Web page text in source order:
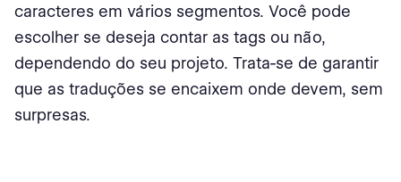
caracteres em vários segmentos. Você pode
escolher se deseja contar as tags ou não,
dependendo do seu projeto. Trata-se de garantir
que as traduções se encaixem onde devem, sem
surpresas.